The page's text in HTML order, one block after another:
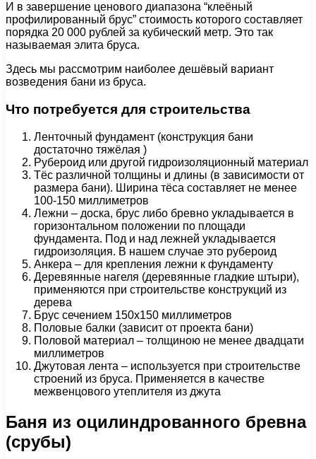
И в завершение ценового диапазона “клеёный
профилированный брус” стоимость которого составляет
порядка 20 000 рублей за кубический метр. Это так
называемая элита бруса.
Здесь мы рассмотрим наиболее дешёвый вариант
возведения бани из бруса.
Что потребуется для строительства
Ленточный фундамент (конструкция бани
достаточно тяжёлая )
Рубероид или другой гидроизоляционный материал
Тёс различной толщины и длины (в зависимости от
размера бани). Ширина тёса составляет не менее
100-150 миллиметров
Лежни – доска, брус либо бревно укладывается в
горизонтальном положении по площади
фундамента. Под и над лежней укладывается
гидроизоляция. В нашем случае это рубероид
Анкера – для крепления лежни к фундаменту
Деревянные нагеля (деревянные гладкие штыри),
применяются при строительстве конструкций из
дерева
Брус сечением 150х150 миллиметров
Половые балки (зависит от проекта бани)
Половой материал – толщиною не менее двадцати
миллиметров
Джутовая лента – используется при строительстве
строений из бруса. Применяется в качестве
межвенцового утеплителя из джута
Баня из оцилиндрованного бревна
(срубы)